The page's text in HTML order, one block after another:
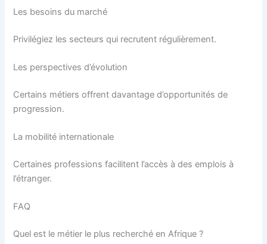
Les besoins du marché
Privilégiez les secteurs qui recrutent régulièrement.
Les perspectives d’évolution
Certains métiers offrent davantage d’opportunités de
progression.
La mobilité internationale
Certaines professions facilitent l’accès à des emplois à
l’étranger.
FAQ
Quel est le métier le plus recherché en Afrique ?